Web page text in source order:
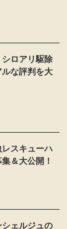
シロアリ駆除
な評判を大
レスキューハ
＆大公開！
シェルジュの